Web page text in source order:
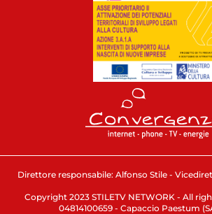
Direttore responsabile: Alfonso Stile -
Copyright 2023 STILETV NETWORK - All
04814100659 - Capaccio Paestum